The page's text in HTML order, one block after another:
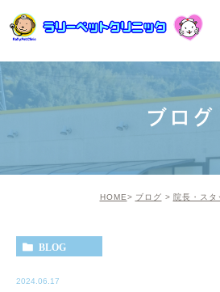
ブログ
HOME ブログ 院長・スタ
BLOG
2024.06.17